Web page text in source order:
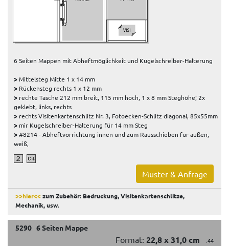
6 Seiten Mappen mit Abheftmöglichkeit und Kugelschreiber-Halterung
>Mittelsteg Mitte 1 x 14 mm
> Rückensteg rechts 1 x 12 mm
> rechte Tasche 212 mm breit, 115 mm hoch, 1 x 8 mm Steghöhe; 2x
geklebt, links, rechts
> rechts Visitenkartenschlitz Nr. 3, Fotoecken-Schlitz diagonal, 85x55mm
> mir Kugelschreiber-Halterung für 14 mm Steg
>#8214 - Abheftvorrichtung innen und zum Rausschieben für außen,
weiß,
Muster & Anfrage
>>hier<<zum Zubehör: Bedruckung, Visitenkartenschlitze,
Mechanik, usw.
5290 6 Seiten Mappe
Format: 22,8 x 31,0 cm .44